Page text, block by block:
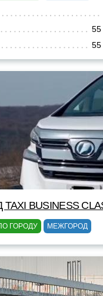
55
55
BUSINESS
ГОРОДУ МЕЖГОРОД